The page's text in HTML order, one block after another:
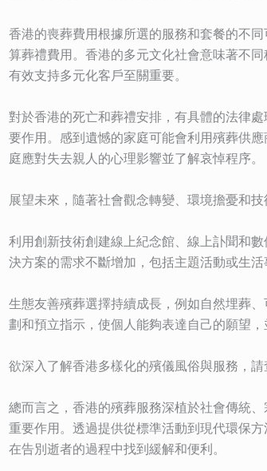
香港的喪葬費用根據所選的服務和套餐的不
算葬禮費用。香港的多元文化社會意味著不
有效支持多元化客戶至關重要。
對於香港的死亡和葬禮安排，有具體的法律
要作用。感到遺憾的家庭可能會利用殯葬供
庭應對失去親人的心理影響並了解哀悼程序。
展望未來，隨著社會觀念轉變、環境擔憂和
利用創新技術創建線上紀念館、線上訃聞和
決方案的需求不斷增加，包括主題活動或生活
生態友善殯葬選擇持續成長，例如自然埋葬
劃和預立指示，使個人能夠表達自己的願望，
欲深入了解香港多樣化的殯儀風俗與服務，
總而言之，香港的殯葬服務深植於社會傳統
重要作用。透過提供從標準活動到現代環保
在告別逝者的過程中找到緩解和便利。